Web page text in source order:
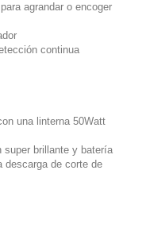
agrandar o encoger
continua
una linterna 50Watt
super brillante y batería
descarga de corte de